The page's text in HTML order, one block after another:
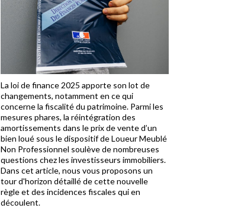
La loi de finance 2025 apporte son lot de
changements, notamment en ce qui
concerne la fiscalité du patrimoine. Parmi les
mesures phares, la réintégration des
amortissements dans le prix de vente d’un
bien loué sous le dispositif de Loueur Meublé
Non Professionnel soulève de nombreuses
questions chez les investisseurs immobiliers.
Dans cet article, nous vous proposons un
tour d'horizon détaillé de cette nouvelle
règle et des incidences fiscales qui en
découlent.